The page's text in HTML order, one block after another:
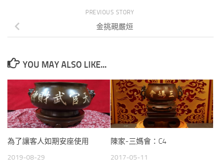
PREVIOUS STORY
金挑覡嚴烜
YOU MAY ALSO LIKE...
為了讓客人如期安座使用
2019-08-29
陳家-三媽會：C4
2017-05-11